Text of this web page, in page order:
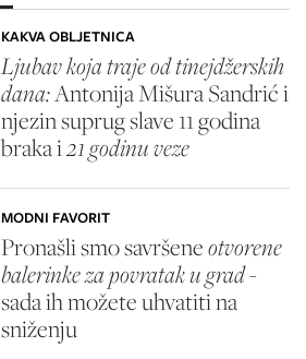
KAKVA OBLJETNICA
Ljubav koja traje od tinejdžerskih
dana:Antonija Mišura Sandrići
njezin suprug slave 11 godina
braka i21 godinu veze
MODNI FAVORIT
Pronašli smo savršeneotvorene
balerinke za povratak u grad-
sada ih možete uhvatiti na
sniženju